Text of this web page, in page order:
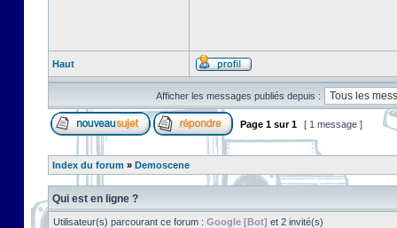
Haut
Afficher les messages publiés depuis :
Page 1 sur1 [ 1 message ]
Index du forum » Demoscene
Qui est en ligne ?
Utilisateur(s) parcourant ce forum : Google [Bot] et 2 invité(s)